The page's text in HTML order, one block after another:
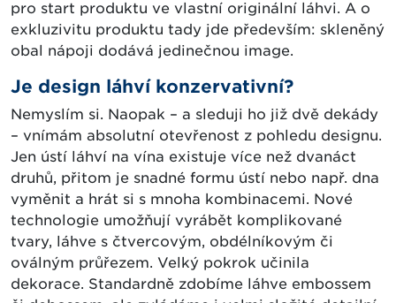
pro start produktu ve vlastní originální láhvi. A o
exkluzivitu produktu tady jde především: skleněný
obal nápoji dodává jedinečnou image.
Je design láhví konzervativní?
Nemyslím si. Naopak – a sleduji ho již dvě dekády
– vnímám absolutní otevřenost z pohledu designu.
Jen ústí láhví na vína existuje více než dvanáct
druhů, přitom je snadné formu ústí nebo např. dna
vyměnit a hrát si s mnoha kombinacemi. Nové
technologie umožňují vyrábět komplikované
tvary, láhve s čtvercovým, obdélníkovým či
oválným průřezem. Velký pokrok učinila
dekorace. Standardně zdobíme láhve embossem